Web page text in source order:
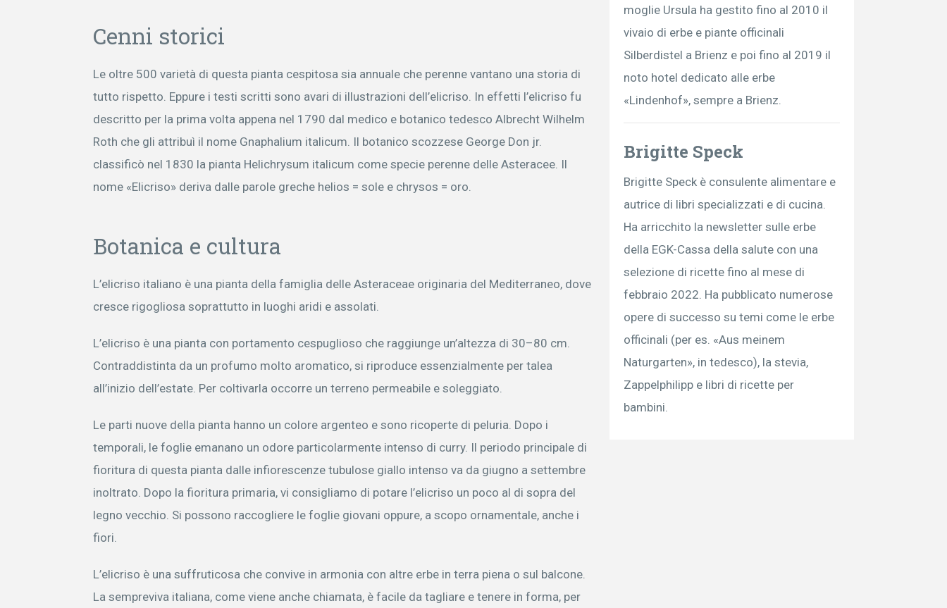
Cenni storici
Le oltre 500 varietà di questa pianta cespitosa sia annuale che perenne vantano una storia di
tutto rispetto. Eppure i testi scritti sono avari di illustrazioni dell’elicriso. In effetti l’elicriso fu
descritto per la prima volta appena nel 1790 dal medico e botanico tedesco Albrecht Wilhelm
Roth che gli attribuì il nome Gnaphalium italicum. Il botanico scozzese George Don jr.
classificò nel 1830 la pianta Helichrysum italicum come specie perenne delle Asteracee. Il
nome «Elicriso» deriva dalle parole greche helios = sole e chrysos = oro.
Botanica e cultura
L’elicriso italiano è una pianta della famiglia delle Asteraceae originaria del Mediterraneo, dove
cresce rigogliosa soprattutto in luoghi aridi e assolati.
L’elicriso è una pianta con portamento cespuglioso che raggiunge un’altezza di 30–80 cm.
Contraddistinta da un profumo molto aromatico, si riproduce essenzialmente per talea
all’inizio dell’estate. Per coltivarla occorre un terreno permeabile e soleggiato.
Le parti nuove della pianta hanno un colore argenteo e sono ricoperte di peluria. Dopo i
temporali, le foglie emanano un odore particolarmente intenso di curry. Il periodo principale di
fioritura di questa pianta dalle infiorescenze tubulose giallo intenso va da giugno a settembre
inoltrato. Dopo la fioritura primaria, vi consigliamo di potare l’elicriso un poco al di sopra del
legno vecchio. Si possono raccogliere le foglie giovani oppure, a scopo ornamentale, anche i
fiori.
L’elicriso è una suffruticosa che convive in armonia con altre erbe in terra piena o sul balcone.
La sempreviva italiana, come viene anche chiamata, è facile da tagliare e tenere in forma, per
moglie Ursula ha gestito fino al 2010 il
vivaio di erbe e piante officinali
Silberdistel a Brienz e poi fino al 2019 il
noto hotel dedicato alle erbe
«Lindenhof», sempre a Brienz.
Brigitte Speck
Brigitte Speck è consulente alimentare e
autrice di libri specializzati e di cucina.
Ha arricchito la newsletter sulle erbe
della EGK-Cassa della salute con una
selezione di ricette fino al mese di
febbraio 2022. Ha pubblicato numerose
opere di successo su temi come le erbe
officinali (per es. «Aus meinem
Naturgarten», in tedesco), la stevia,
Zappelphilipp e libri di ricette per
bambini.